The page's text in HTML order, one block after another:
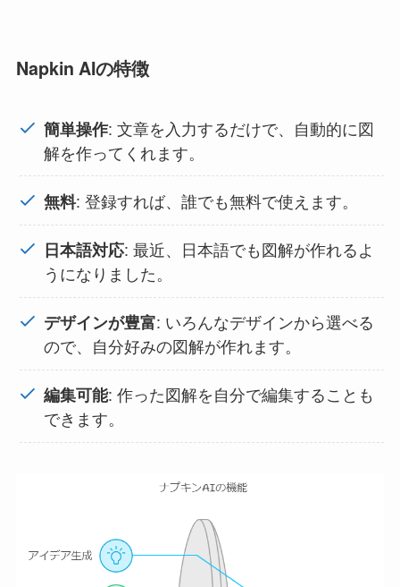
Napkin AIの特徴
簡単操作: 文章を入力するだけで、自動的に図
解を作ってくれます。
無料: 登録すれば、誰でも無料で使えます。
日本語対応: 最近、日本語でも図解が作れるよ
うになりました。
デザインが豊富: いろんなデザインから選べる
ので、自分好みの図解が作れます。
編集可能: 作った図解を自分で編集することも
できます。